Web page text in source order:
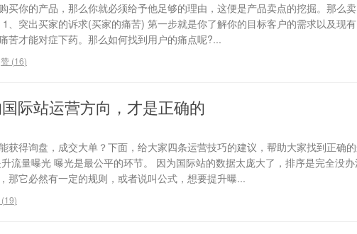
买你的产品，那么你就必须给予他足够的理由，这便是产品卖点的挖掘。那么
、突出买家的诉求(买家的痛苦) 第一步就是你了解你的目标客户的需求以及现
苦才能对症下药。那么如何找到用户的痛点呢?...
赞 (16)
际站运营方向，才是正确的
获得询盘，成交大单？下面，给大家四条运营技巧的建议，帮助大家找到正确
流量曝光 曝光是最公平的环节。 因为国际站的数据太庞大了，排序是完全没
那它必然有一定的规则，或者说叫公式，想要提升曝...
19)